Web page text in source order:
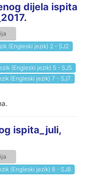
dijela ispita
(Engleski jezik) 2 - SJ2
(Engleski jezik) 5 - SJ5
(Engleski jezik) 7 - SJ7
ispita_juli,
(Engleski jezik) 8 - SJ8